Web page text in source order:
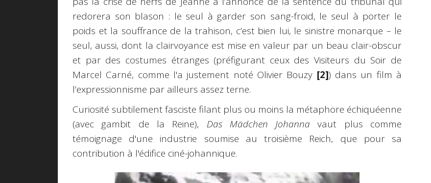
redorera son blason : le seul à garder son sang-froid, le seul à porter le
poids et la souffrance de la trahison, c’est bien lui, le sinistre monarque – le
seul, aussi, dont la clairvoyance est mise en valeur par un beau clair-obscur
et par des costumes étranges (préfigurant ceux des Visiteurs du Soir de
Marcel Carné, comme l'a justement noté Olivier Bouzy [2]) dans un film à
l’expressionnisme par ailleurs assez terne.
Curiosité subtilement fasciste filant plus ou moins la métaphore échiquéenne
(avec gambit de la Reine), Das Mädchen Johanna vaut plus comme
témoignage d'une industrie soumise au troisième Reich, que pour sa
contribution à l'édifice ciné-johannique.